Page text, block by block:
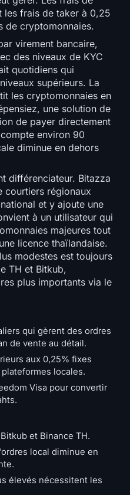
les frais de taker à 0,25
de cryptomonnaies.
virement bancaire,
des niveaux de KYC
quotidiens qui
supérieurs. La
les cryptomonnaies en
une solution de
de payer directement
environ 90
diminue en dehors
différenciateur. Bitazza
courtiers régionaux
et y ajoute une
à un utilisateur qui
majeures tout
licence thaïlandaise.
modestes est toujours
TH et Bitkub,
plus importants via le
qui gèrent des ordres
de vente au détail.
aux 0,25% fixes
locales.
Visa pour convertir
et Binance TH.
local diminue en
élevés nécessitent les